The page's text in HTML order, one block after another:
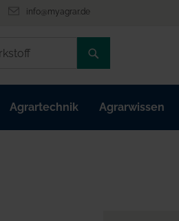
info@myagrar.de
/
ARTIKELNR.
/
Agrartechnik Agrarwissen